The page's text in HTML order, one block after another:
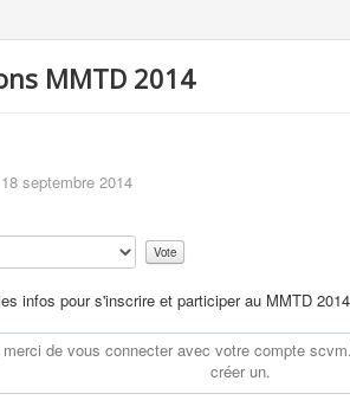
MMTD 2014
septembre 2014
infos pour s'inscrire et participer au MMTD 2014
merci de vous connecter avec votre compte
créer un.